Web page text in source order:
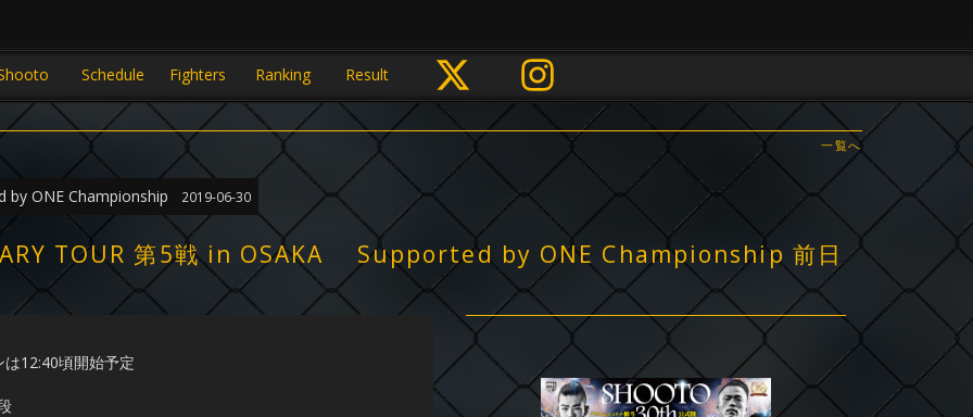
Schedule Fighters Ranking Result
一覧へ
by ONE Championship 2019-06-30
TOUR 第5戦 in OSAKA Supported by ONE Championship 前日
頃開始予定